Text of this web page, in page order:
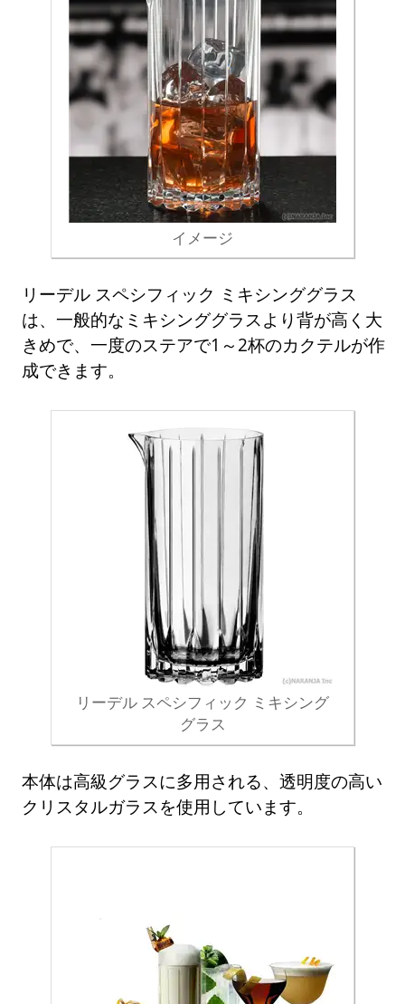
イメージ
リーデル スペシフィック ミキシンググラス
は、一般的なミキシンググラスより背が高く大
きめで、一度のステアで1～2杯のカクテルが作
成できます。
リーデル スペシフィック ミキシング
グラス
本体は高級グラスに多用される、透明度の高い
クリスタルガラスを使用しています。